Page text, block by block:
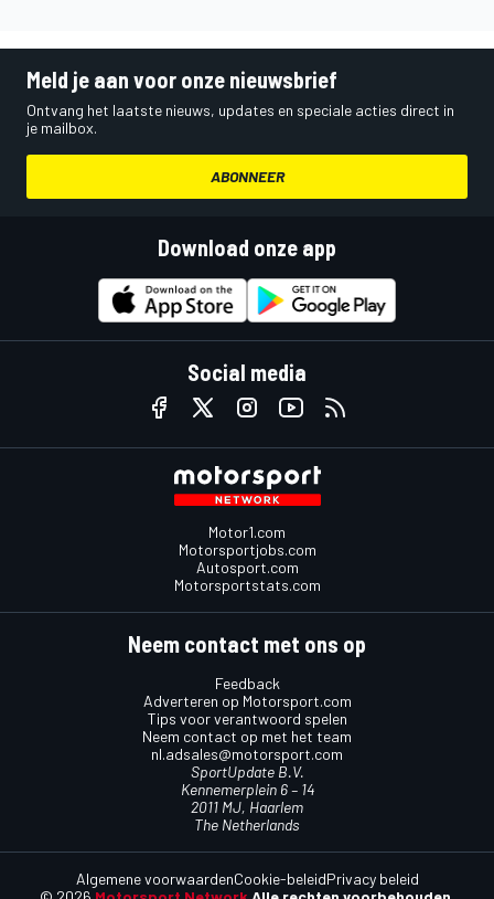
Meld je aan voor onze nieuwsbrief
Ontvang het laatste nieuws, updates en speciale acties direct in
je mailbox.
ABONNEER
Download onze app
Social media
Motor1.com
Motorsportjobs.com
Autosport.com
Motorsportstats.com
Neem contact met ons op
Feedback
Adverteren op Motorsport.com
Tips voor verantwoord spelen
Neem contact op met het team
nl.adsales@motorsport.com
SportUpdate B.V.
Kennemerplein 6 – 14
2011 MJ, Haarlem
The Netherlands
Algemene voorwaardenCookie-beleidPrivacy beleid